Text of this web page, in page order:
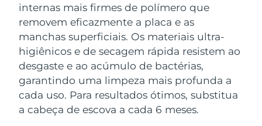
internas mais firmes de polímero que
removem eficazmente a placa e as
manchas superficiais. Os materiais ultra-
higiênicos e de secagem rápida resistem ao
desgaste e ao acúmulo de bactérias,
garantindo uma limpeza mais profunda a
cada uso. Para resultados ótimos, substitua
a cabeça de escova a cada 6 meses.